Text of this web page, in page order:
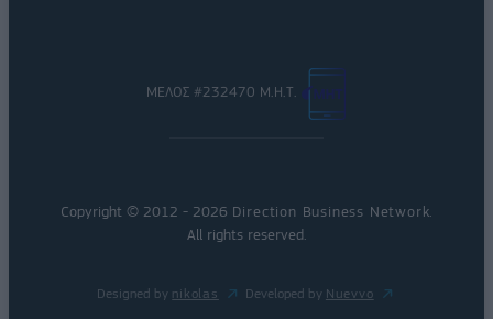
ΜΕΛΟΣ #232470 Μ.Η.Τ.
Copyright © 2012 - 2026 Direction Business Network
All rights reserved.
Designed by nikolas Developed by Nuevvo